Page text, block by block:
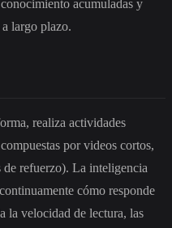
acumuladas y
largo plazo.
realiza actividades
por videos cortos,
refuerzo). La inteligencia
cómo responde
la velocidad de lectura, las